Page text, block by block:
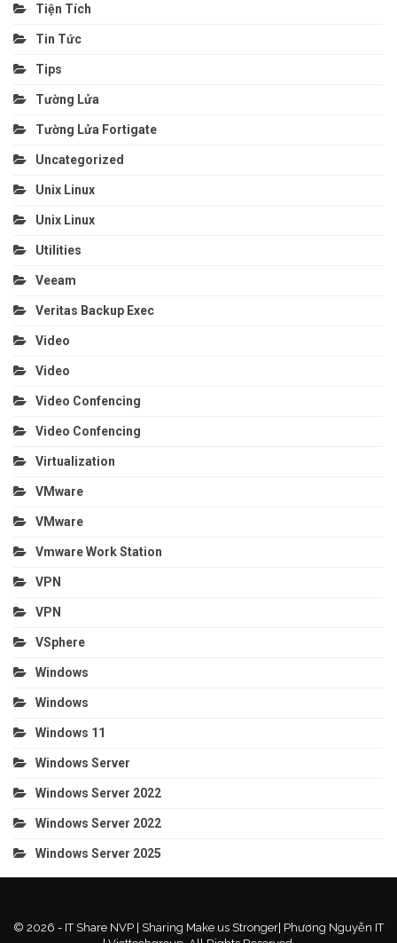
Tiện Tích
Tin Tức
Tips
Tường Lửa
Tường Lửa Fortigate
Uncategorized
Unix Linux
Unix Linux
Utilities
Veeam
Veritas Backup Exec
Video
Video
Video Confencing
Video Confencing
Virtualization
VMware
VMware
Vmware Work Station
VPN
VPN
VSphere
Windows
Windows
Windows 11
Windows Server
Windows Server 2022
Windows Server 2022
Windows Server 2025
© 2026 - IT Share NVP | Sharing Make us Stronger| Phương Nguyễn IT